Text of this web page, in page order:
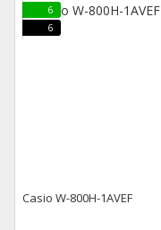
6
6
Casio W-800H-1AVEF